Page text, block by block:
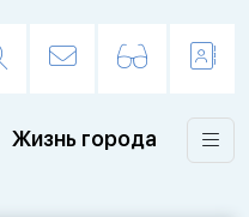
Жизнь города